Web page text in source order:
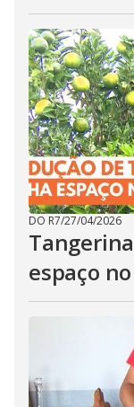
DO R7/27/04/2026
espaço